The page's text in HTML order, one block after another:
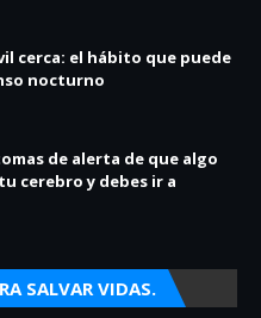
cerca: el hábito que puede
nocturno
de alerta de que algo
cerebro y debes ir a
SALVAR VIDAS.